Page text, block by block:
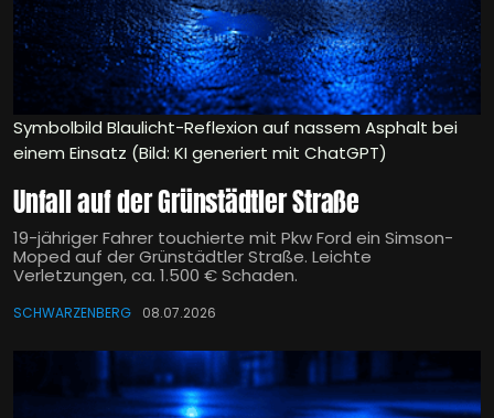
Symbolbild Blaulicht-Reflexion auf nassem Asphalt bei
einem Einsatz (Bild: KI generiert mit ChatGPT)
Unfall auf der Grünstädtler Straße
19-jähriger Fahrer touchierte mit Pkw Ford ein Simson-
Moped auf der Grünstädtler Straße. Leichte
Verletzungen, ca. 1.500 € Schaden.
SCHWARZENBERG 08.07.2026